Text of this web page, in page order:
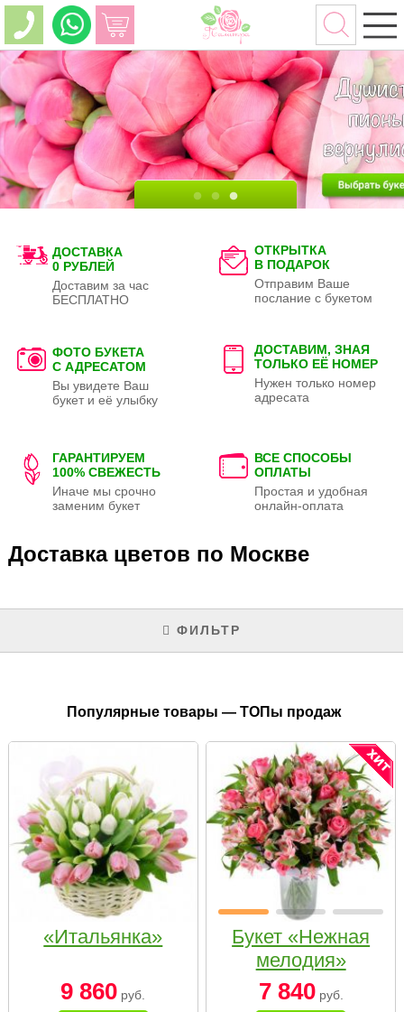
ДОСТАВКА
0 РУБЛЕЙ
Доставим за час
БЕСПЛАТНО
ОТКРЫТКА
В ПОДАРОК
Отправим Ваше
послание с букетом
ФОТО БУКЕТА
С АДРЕСАТОМ
Вы увидете Ваш
букет и её улыбку
ДОСТАВИМ, ЗНАЯ
ТОЛЬКО ЕЁ НОМЕР
Нужен только номер
адресата
ГАРАНТИРУЕМ
100% СВЕЖЕСТЬ
Иначе мы срочно
заменим букет
ВСЕ СПОСОБЫ
ОПЛАТЫ
Простая и удобная
онлайн-оплата
Доставка цветов по Москве
ФИЛЬТР
Популярные товары — ТОПы продаж
«Итальянка»
9 860 руб.
Букет «Нежная
мелодия»
7 840руб.